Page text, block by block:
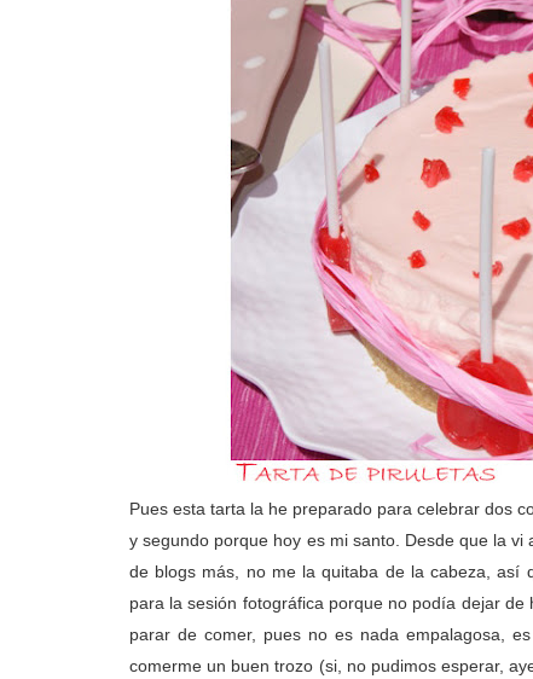
Pues esta tarta la he preparado para celebrar dos
y segundo porque hoy es mi santo. Desde que la vi
de blogs más, no me la quitaba de la cabeza, así
para la sesión fotográfica porque no podía dejar
parar de comer, pues no es nada empalagosa,
comerme un buen trozo (si, no pudimos esperar,